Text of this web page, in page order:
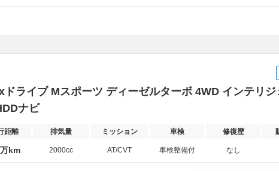
ライブ Mスポーツ ディーゼルターボ 4WD インテリジ
ナビ
距離 排気量 ミッション 車検 修復歴
km 2000cc AT/CVT 車検整備付 なし